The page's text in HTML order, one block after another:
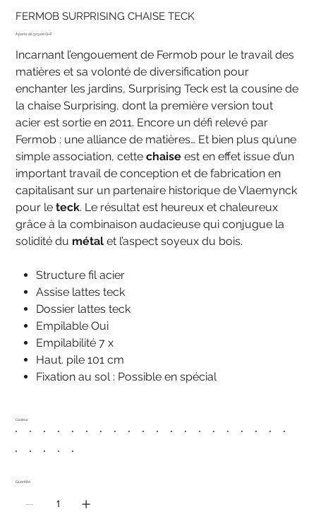
FERMOB SURPRISING CHAISE TECK
Prix 329.00 CHF
Incarnant l’engouement de Fermob pour le travail des
matières et sa volonté de diversification pour
enchanter les jardins, Surprising Teck est la cousine de
la chaise Surprising, dont la première version tout
acier est sortie en 2011. Encore un défi relevé par
Fermob : une alliance de matières… Et bien plus qu’une
simple association, cettechaise est en effet issue d’un
important travail de conception et de fabrication en
capitalisant sur un partenaire historique de Vlaemynck
pour leteck. Le résultat est heureux et chaleureux
grâce à la combinaison audacieuse qui conjugue la
solidité du métal et l’aspect soyeux du bois.
Structure fil acier
Assise lattes teck
Dossier lattes teck
Empilable Oui
Empilabilité 7 x
Haut. pile 101 cm
Fixation au sol : Possible en spécial
Couleur
Quantité